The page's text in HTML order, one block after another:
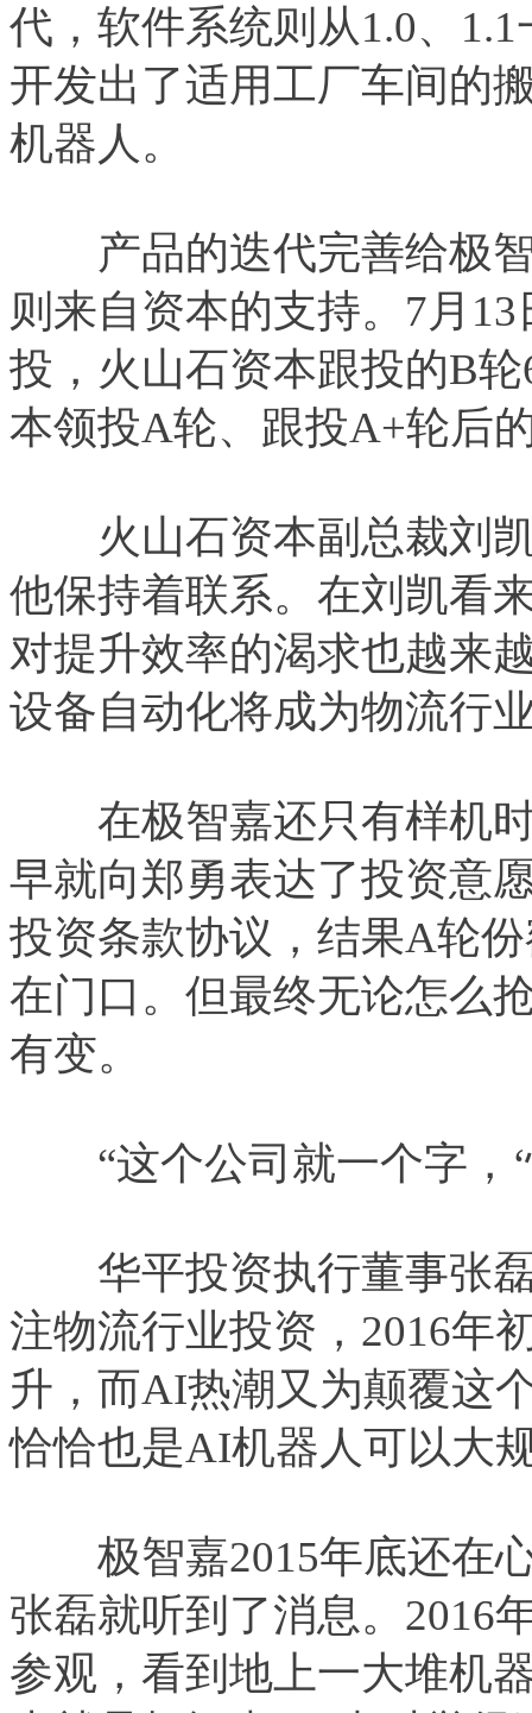
代，软件系统则从1.0、
开发出了适用工厂车间的
机器人。
产品的迭代完善给极智
则来自资本的支持。7月
投，火山石资本跟投的B
本领投A轮、跟投A+轮后
火山石资本副总裁刘凯
他保持着联系。在刘凯看
对提升效率的渴求也越来
设备自动化将成为物流行
在极智嘉还只有样机时
早就向郑勇表达了投资意
投资条款协议，结果A轮
在门口。但最终无论怎么
有变。
“这个公司就一个字，‘
华平投资执行董事张磊
注物流行业投资，2016年
升，而AI热潮又为颠覆这
恰恰也是AI机器人可以大
极智嘉2015年底还在心
张磊就听到了消息。2016
参观，看到地上一大堆机